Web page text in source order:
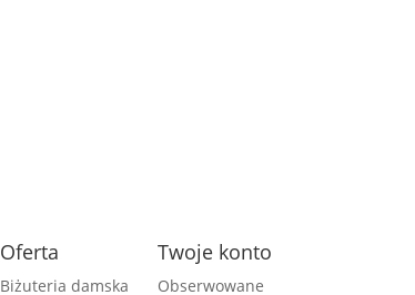
Oferta
Biżuteria damska
Twoje konto
Obserwowane